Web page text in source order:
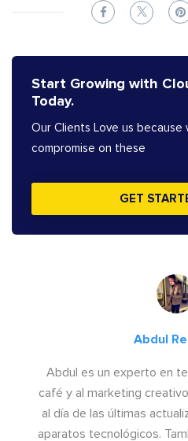
Start Growing with
Today.
Our Clients Love us because
compromise on these
GET
Abdul
Abdul es un experto en
café y al marketing
al día de las últimas
aparatos tecnológicos.